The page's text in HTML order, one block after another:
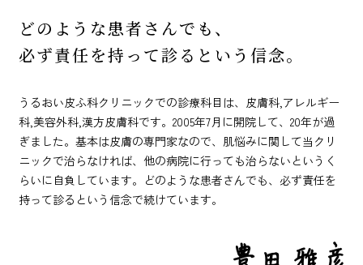
どのような患者さんでも、
必ず責任を持って診るという信念。
うるおい皮ふ科クリニックでの診療科目は、皮膚科,アレルギー
科,美容外科,漢方皮膚科です。2005年7月に開院して、20年が過
ぎました。基本は皮膚の専門家なので、肌悩みに関して当クリ
ニックで治らなければ、他の病院に行っても治らないというく
らいに自負しています。どのような患者さんでも、必ず責任を
持って診るという信念で続けています。